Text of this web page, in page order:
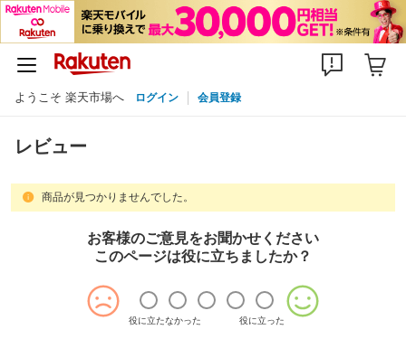
ようこそ 楽天市場へ ログイン 会員登録
レビュー
商品が見つかりませんでした。
お客様のご意見をお聞かせください
このページは役に立ちましたか？
役に立たなかった 役に立った